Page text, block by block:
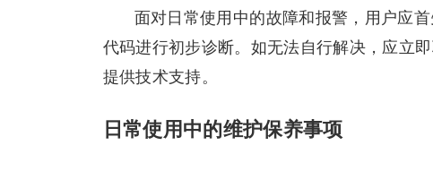
面对日常使用中的故障和报警，用户应
代码进行初步诊断。如无法自行解决，应立
提供技术支持。
日常使用中的维护保养事项